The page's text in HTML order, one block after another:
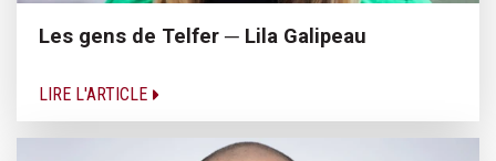
Les gens de Telfer ─ Lila Galipeau
LIRE L'ARTICLE